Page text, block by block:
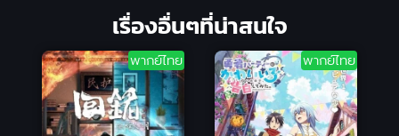
เรื่องอื่นๆที่น่าสนใจ
พากย์ไทย พากย์ไทย